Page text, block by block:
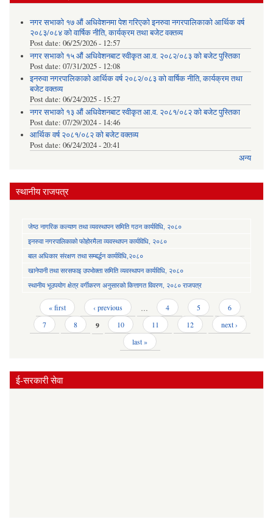
नगर सभाको १७ औं अधिवेशनमा पेश गरिएको इनरुवा नगरपालिकाको आर्थिक वर्ष
२०८३/०८४ को वार्षिक नीति, कार्यक्रम तथा बजेट वक्तव्य
Post date: 06/25/2026 - 12:57
नगर सभाको १५ औं अधिवेशनबाट स्वीकृत आ.व. २०८२/०८३ को बजेट पुस्तिका
Post date: 07/31/2025 - 12:08
इनरुवा नगरपालिकाको आर्थिक वर्ष २०८२/०८३ को वार्षिक नीति, कार्यक्रम तथा
बजेट वक्तव्य
Post date: 06/24/2025 - 15:27
नगर सभाको १३ औं अधिवेशनबाट स्वीकृत आ.व. २०८१/०८२ को बजेट पुस्तिका
Post date: 07/29/2024 - 14:46
आर्थिक वर्ष २०८१/०८२ को बजेट वक्तव्य
Post date: 06/24/2024 - 20:41
अन्य
स्थानीय राजपत्र
जेष्ठ नागरिक कल्याण तथा व्यवस्थापन समिति गठन कार्यविधि, २०८०
इनरुवा नगरपालिकाको फोहोरमैला व्यवस्थापन कार्यविधि, २०८०
बाल अधिकार संरक्षण तथा सम्बर्द्धन कार्यविधि,२०८०
खानेपानी तथा सरसफाइ उपभोक्ता समिति व्यवस्थापन कार्यविधि, २०८०
स्थानीय भूउपयोग क्षेत्र वर्गीकरण अनुसारको कित्तागत विवरण, २०८० राजपत्र
Pages « first ‹ previous … 4 5
6
7
8 9 10 11 12
next ›
last »
ई-सरकारी सेवा